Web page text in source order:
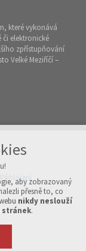
které vykonává
či elektronické
zpřístupňování
Velké Meziříčí –
Přihlášení
v xart.cz
aby zobrazovaný
přesně to, co
nikdy neslouží
.